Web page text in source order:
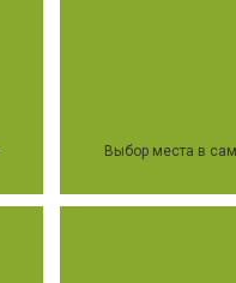
Выбор места в